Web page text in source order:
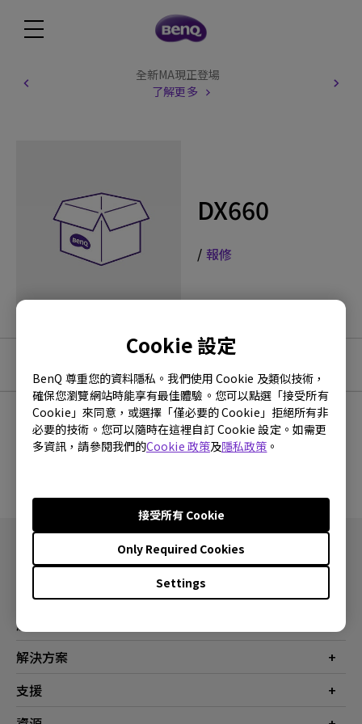
Cookie 設定
BenQ 尊重您的資料隱私。我們使用 Cookie 及類似技術，
確保您瀏覽網站時能享有最佳體驗。您可以點選「接受所有
Cookie」來同意，或選擇「僅必要的 Cookie」拒絕所有非
必要的技術。您可以隨時在這裡自訂 Cookie 設定。如需更
多資訊，請參閱我們的Cookie 政策及隱私政策 。
Settings
Only Required Cookies
接受所有 Cookie
全新MA現正登場
了解更多
DX660
/ 報修
沒有韌體與驅動程式
產品
投影機
燈具
解決方案
商業
支援
聯絡我們